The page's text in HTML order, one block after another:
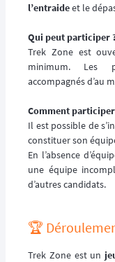
l’entraideet le
Qui peut participer
Trek Zone est
minimum. Les
accompagnés d’au
Comment
Il est possible de
constituer son
En l’absence
une équipe
d’autres candidats.
🏆️
Trek Zone est un